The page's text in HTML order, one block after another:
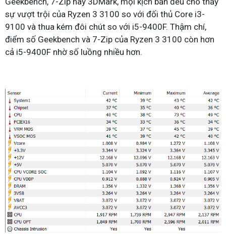
sự vượt trội của Ryzen 3 3100 so với đối thủ Core i3-
9100 và thua kém đôi chút so với i5-9400F. Thậm chí,
điểm số Geekbench và 7-Zip của Ryzen 3 3100 còn hơn
cả i5-9400F nhờ số luồng nhiều hơn.